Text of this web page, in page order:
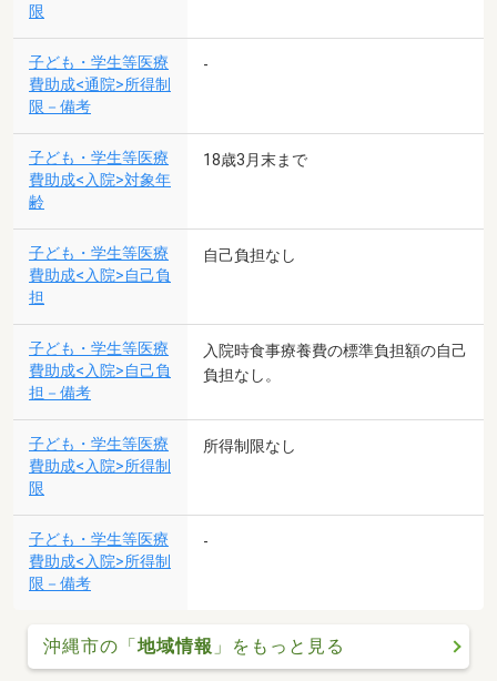
限
子ども・学生等医療
費助成<通院>所得制
限－備考
-
子ども・学生等医療
費助成<入院>対象年
齢
18歳3月末まで
子ども・学生等医療
費助成<入院>自己負
担
自己負担なし
子ども・学生等医療
費助成<入院>自己負
担－備考
入院時食事療養費の標準負担額の自己
負担なし。
子ども・学生等医療
費助成<入院>所得制
限
所得制限なし
子ども・学生等医療
費助成<入院>所得制
限－備考
-
沖縄市の「 地域情報 」をもっと見る